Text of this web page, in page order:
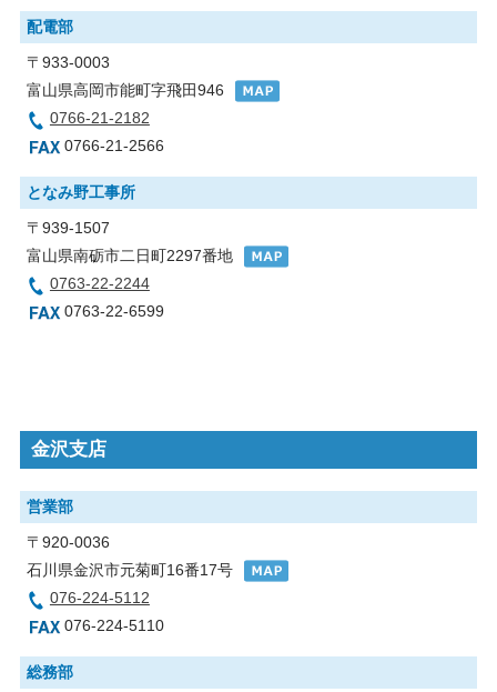
配電部
〒933-0003
富山県高岡市能町字飛田946
0766-21-2182
0766-21-2566
となみ野工事所
〒939-1507
富山県南砺市二日町2297番地
0763-22-2244
0763-22-6599
金沢支店
営業部
〒920-0036
石川県金沢市元菊町16番17号
076-224-5112
076-224-5110
総務部